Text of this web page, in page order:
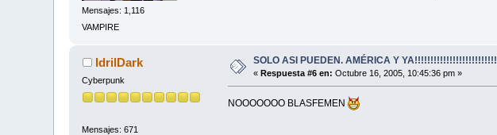
Mensajes: 1,116
VAMPIRE
IdrilDark
Cyberpunk
Mensajes: 671
SOLO ASI PUEDEN. AMÉRICA Y YA!!!!!!!!!!!!!!!!!!!!!!!!!!
« Respuesta #6 en: Octubre 16, 2005, 10:45:36 pm »
NOOOOOOO BLASFEMEN